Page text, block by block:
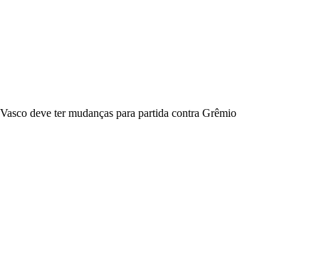
Vasco deve ter mudanças para partida contra Grêmio